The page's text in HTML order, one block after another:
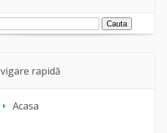
rapidă
Acasa